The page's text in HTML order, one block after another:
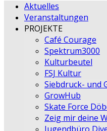
Aktuelles
Veranstaltungen
PROJEKTE
Café Courage
Spektrum3000
Kulturbeutel
FSJ Kultur
Siebdruck- und
GrowHub
Skate Force
Zeig mir deine